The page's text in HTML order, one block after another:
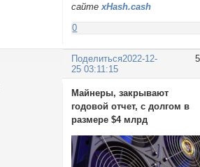
сайтеxHash.cash
0
Поделиться2022-12-
25 03:11:15
Майнеры, закрывают
годовой отчет, с долгом в
размере $4 млрд